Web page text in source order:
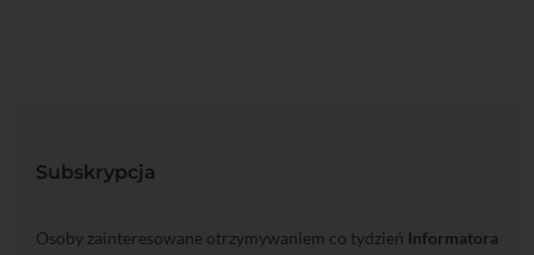
Subskrypcja
Osoby zainteresowane otrzymywaniem co tydzień Informatora